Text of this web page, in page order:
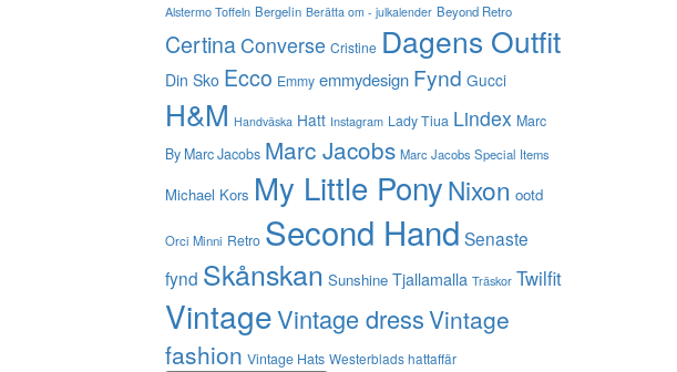
Alstermo Toffeln Bergelin Berätta om - julkalender Beyond Retro
CertinaConverse Cristine Dagens Outfit
Din Sko Ecco Emmy emmydesign Fynd Gucci
H&M Handväska Hatt Instagram Lady Tiua Lindex Marc
By Marc Jacobs Marc Jacobs Marc Jacobs Special Items
Michael Kors My Little PonyNixon ootd
Orci Minni Retro Second Hand Senaste
fynd Skånskan Sunshine Tjallamalla Träskor Twilfit
VintageVintage dressVintage
fashion Vintage Hats Westerblads hattaffär